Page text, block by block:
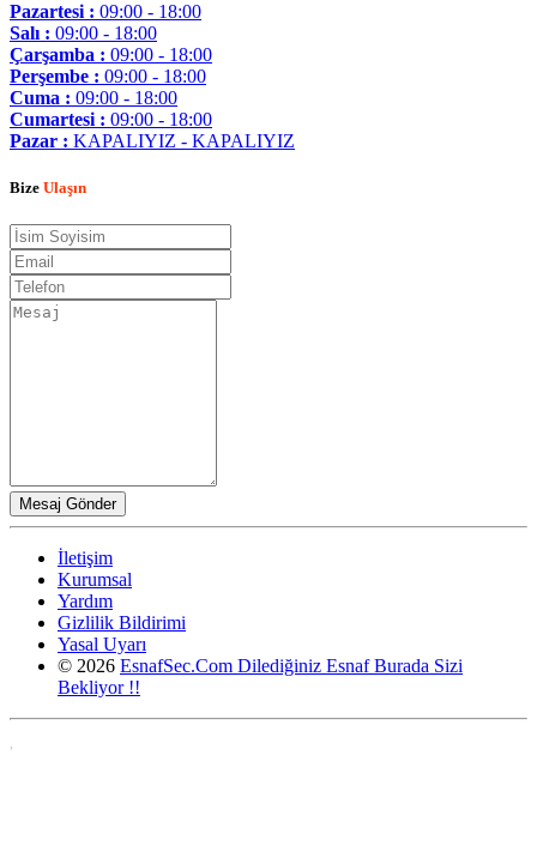
Pazartesi : 09:00 - 18:00
Salı : 09:00 - 18:00
Çarşamba : 09:00 - 18:00
Perşembe : 09:00 - 18:00
Cuma : 09:00 - 18:00
Cumartesi : 09:00 - 18:00
Pazar : KAPALIYIZ - KAPALIYIZ
Bize Ulaşın
İletişim
Kurumsal
Yardım
Gizlilik Bildirimi
Yasal Uyarı
© 2026 EsnafSec.Com Dilediğiniz Esnaf Burada Sizi
Bekliyor !!
,